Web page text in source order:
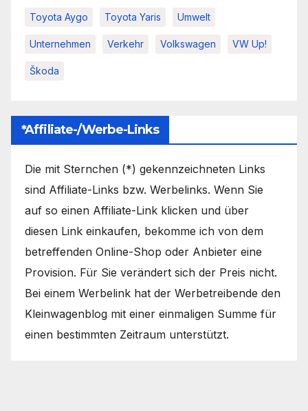
Toyota Aygo Toyota Yaris Umwelt
Unternehmen Verkehr Volkswagen VW Up!
Škoda
*Affiliate-/Werbe-Links
Die mit Sternchen (*) gekennzeichneten Links
sind Affiliate-Links bzw. Werbelinks. Wenn Sie
auf so einen Affiliate-Link klicken und über
diesen Link einkaufen, bekomme ich von dem
betreffenden Online-Shop oder Anbieter eine
Provision. Für Sie verändert sich der Preis nicht.
Bei einem Werbelink hat der Werbetreibende den
Kleinwagenblog mit einer einmaligen Summe für
einen bestimmten Zeitraum unterstützt.